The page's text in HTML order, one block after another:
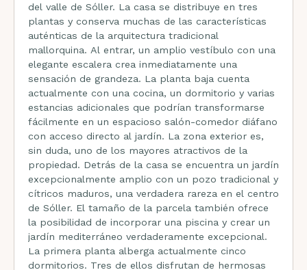
del valle de Sóller. La casa se distribuye en tres
plantas y conserva muchas de las características
auténticas de la arquitectura tradicional
mallorquina. Al entrar, un amplio vestíbulo con una
elegante escalera crea inmediatamente una
sensación de grandeza. La planta baja cuenta
actualmente con una cocina, un dormitorio y varias
estancias adicionales que podrían transformarse
fácilmente en un espacioso salón-comedor diáfano
con acceso directo al jardín. La zona exterior es,
sin duda, uno de los mayores atractivos de la
propiedad. Detrás de la casa se encuentra un jardín
excepcionalmente amplio con un pozo tradicional y
cítricos maduros, una verdadera rareza en el centro
de Sóller. El tamaño de la parcela también ofrece
la posibilidad de incorporar una piscina y crear un
jardín mediterráneo verdaderamente excepcional.
La primera planta alberga actualmente cinco
dormitorios. Tres de ellos disfrutan de hermosas